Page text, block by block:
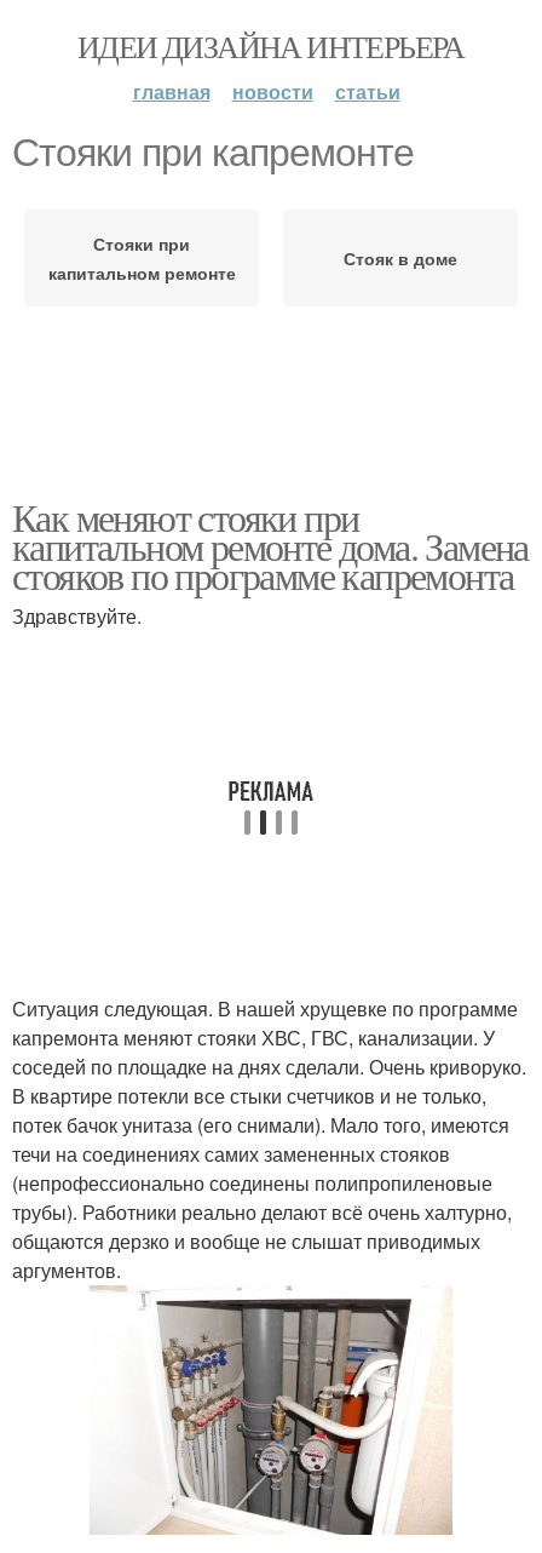
ИДЕИ ДИЗАЙНА ИНТЕРЬЕРА
главная новости статьи
Стояки при капремонте
Стояки при
капитальном ремонте
Стояк в доме
Как меняют стояки при
капитальном ремонте дома. Замена
стояков по программе капремонта
Здравствуйте.
Ситуация следующая. В нашей хрущевке по программе
капремонта меняют стояки ХВС, ГВС, канализации. У
соседей по площадке на днях сделали. Очень криворуко.
В квартире потекли все стыки счетчиков и не только,
потек бачок унитаза (его снимали). Мало того, имеются
течи на соединениях самих замененных стояков
(непрофессионально соединены полипропиленовые
трубы). Работники реально делают всё очень халтурно,
общаются дерзко и вообще не слышат приводимых
аргументов.